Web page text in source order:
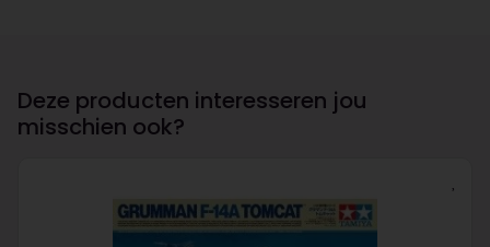
Deze producten interesseren jou
misschien ook?